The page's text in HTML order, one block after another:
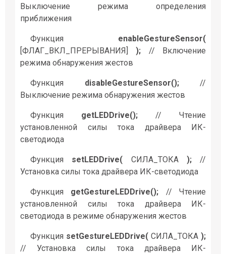
Выключение режима определения
приближения
Функция enableGestureSensor(
[ФЛАГ_ВКЛ_ПРЕРЫВАНИЯ] ); // Включение
режима обнаружения жестов
Функция disableGestureSensor();//
Выключение режима обнаружения жестов
Функция getLEDDrive(); // Чтение
установленной силы тока драйвера ИК-
светодиода
Функция setLEDDrive( СИЛА_ТОКА );//
Установка силы тока драйвера ИК-светодиода
Функция getGestureLEDDrive(); // Чтение
установленной силы тока драйвера ИК-
светодиода в режиме обнаружения жестов
Функция setGestureLEDDrive( СИЛА_ТОКА );
// Установка силы тока драйвера ИК-